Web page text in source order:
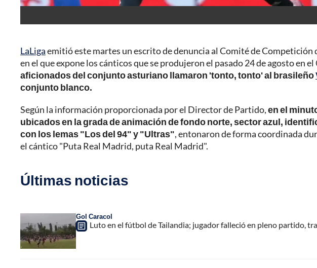
LaLigaemitió este martes un escrito de denuncia al Comité de Competición
en el que expone los cánticos que se produjeron el pasado 24 de agosto en
aficionados del conjunto asturiano llamaron 'tonto, tonto' al brasileño
conjunto blanco.
Según la información proporcionada por el Director de Partido,en el
ubicados en la grada de animación de fondo norte, sector azul,
con los lemas "Los del 94" y "Ultras", entonaron de forma coordinada
el cántico "Puta Real Madrid, puta Real Madrid".
Últimas noticias
Gol Caracol
Luto en el fútbol de Tailandia; jugador falleció en pleno partido,